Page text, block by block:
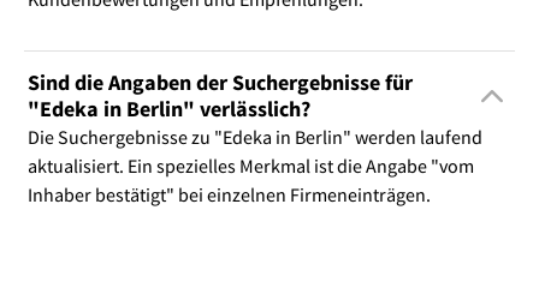
Sind die Angaben der Suchergebnisse für
"Edeka in Berlin" verlässlich?
Die Suchergebnisse zu "Edeka in Berlin" werden laufend
aktualisiert. Ein spezielles Merkmal ist die Angabe "vom
Inhaber bestätigt" bei einzelnen Firmeneinträgen.